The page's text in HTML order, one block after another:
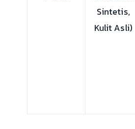
Sintetis,
Kulit Asli)